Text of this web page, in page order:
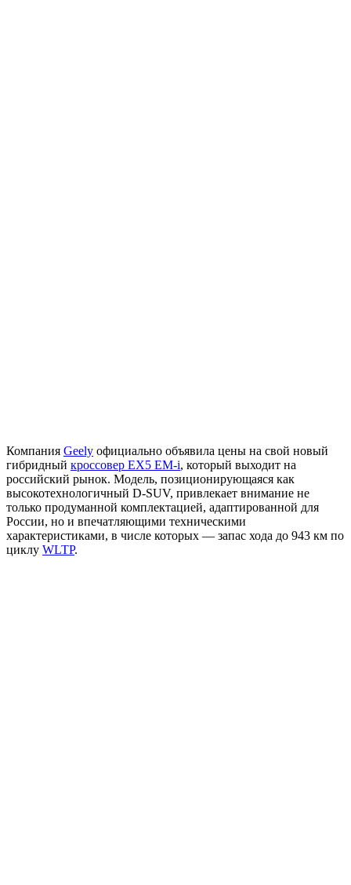
Компания Geely официально объявила цены на свой новый
гибридный кроссовер EX5 EM-i, который выходит на
российский рынок. Модель, позиционирующаяся как
высокотехнологичный D-SUV, привлекает внимание не
только продуманной комплектацией, адаптированной для
России, но и впечатляющими техническими
характеристиками, в числе которых — запас хода до 943 км по
циклу WLTP.